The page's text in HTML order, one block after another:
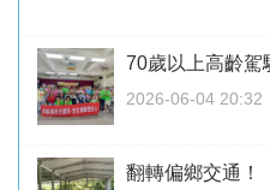
70歲以上高齡
2026-06-04 20:32
翻轉偏鄉交通！